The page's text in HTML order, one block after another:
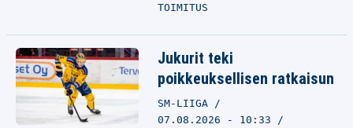
TOIMITUS
Jukurit teki
poikkeuksellisen ratkaisun
SM-LIIGA
07.08.2026 - 10:33